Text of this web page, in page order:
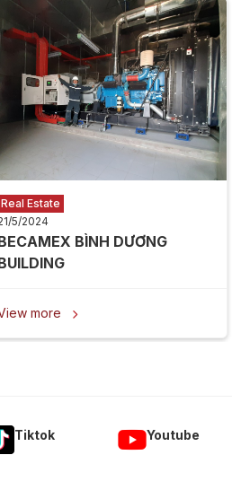
Real Estate
5/2024
BÌNH DƯƠNG
more 
Tiktok Youtube